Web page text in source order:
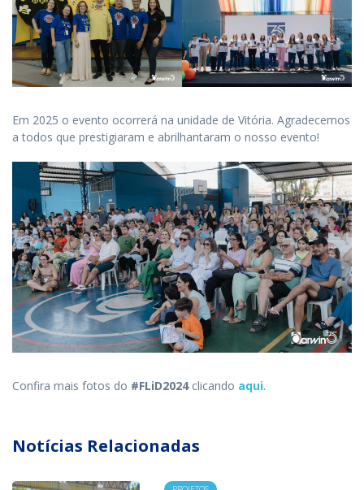
Em 2025 o evento ocorrerá na unidade de Vitória. Agradecemos
a todos que prestigiaram e abrilhantaram o nosso evento!
Confira mais fotos do #FLiD2024clicando aqui.
Notícias Relacionadas